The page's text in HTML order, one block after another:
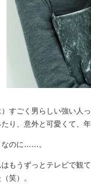
）すごく男らしい強い人
り、意外と可愛くて、
なのに……。
もうずっとテレビで観
笑）。